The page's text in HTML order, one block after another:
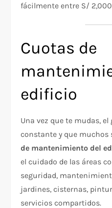
fácilmente entre S/
Cuotas de
edificio
Una vez que te mudas,
constante y que
de mantenimiento del
el cuidado de las áreas
seguridad,
jardines, cisternas,
servicios compartidos.